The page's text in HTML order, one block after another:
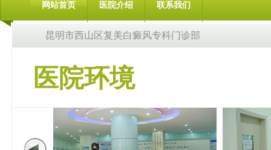
网站首页 医院介绍 联系我们
昆明市西山区复美白癜风专科门诊部
医院环境